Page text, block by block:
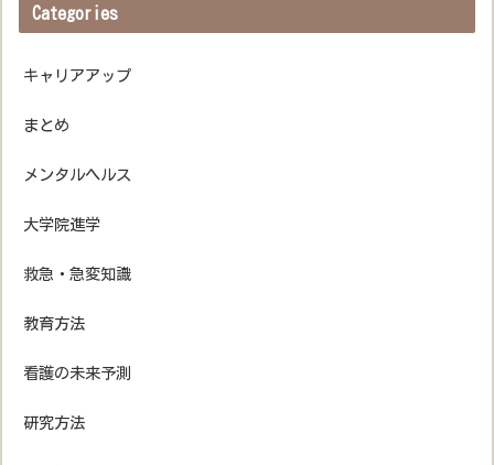
Categories
キャリアアップ
まとめ
メンタルヘルス
大学院進学
救急・急変知識
教育方法
看護の未来予測
研究方法